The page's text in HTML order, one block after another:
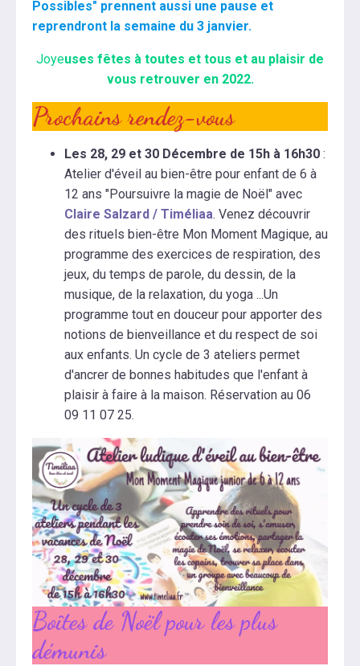
Possibles" prennent aussi une pause et
reprendront la semaine du 3 janvier.
Joyeuses fêtes à toutes et tous et au plaisir de
vous retrouver en 2022.
Prochains rendez-vous
Les 28, 29 et 30 Décembre de 15h à 16h30 :
Atelier d'éveil au bien-être pour enfant de 6 à
12 ans "Poursuivre la magie de Noël" avec
Claire Salzard / Timéliaa. Venez découvrir
des rituels bien-être Mon Moment Magique, au
programme des exercices de respiration, des
jeux, du temps de parole, du dessin, de la
musique, de la relaxation, du yoga ...Un
programme tout en douceur pour apporter des
notions de bienveillance et du respect de soi
aux enfants. Un cycle de 3 ateliers permet
d'ancrer de bonnes habitudes que l'enfant à
plaisir à faire à la maison. Réservation au 06
09 11 07 25.
Boîtes de Noël pour les plus
démunis